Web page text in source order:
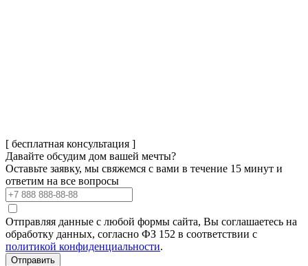
[ бесплатная консультация ]
Давайте обсудим дом вашей мечты?
Оставьте заявку, мы свяжемся с вами в течение 15 минут и
ответим на все вопросы
Отправляя данные с любой формы сайта, Вы соглашаетесь на
обработку данных, согласно ФЗ 152 в соответствии с
политикой конфиденциальности.
Отправить